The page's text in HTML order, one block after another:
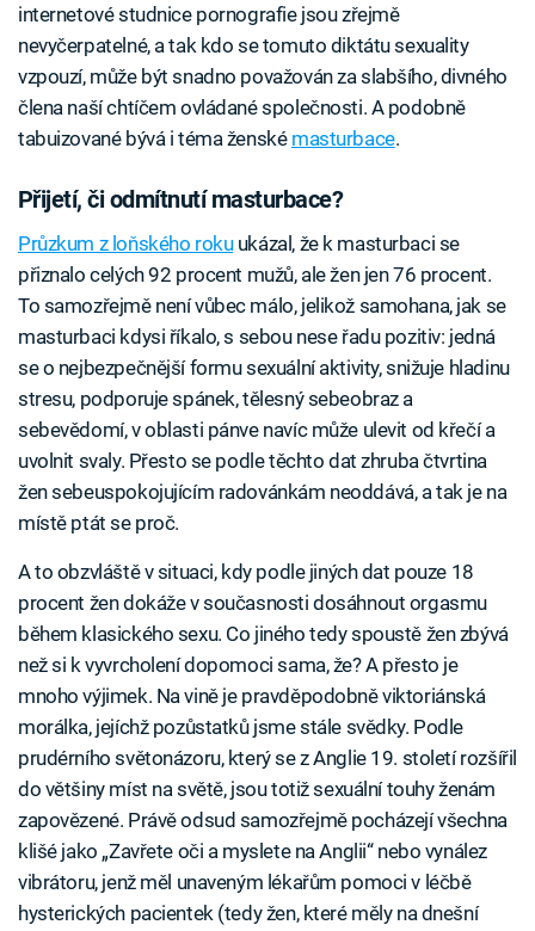
internetové studnice pornografie jsou zřejmě
nevyčerpatelné, a tak kdo se tomuto diktátu sexuality
vzpouzí, může být snadno považován za slabšího, divného
člena naší chtíčem ovládané společnosti. A podobně
tabuizované bývá i téma ženské masturbace.
Přijetí, či odmítnutí masturbace?
Průzkum z loňského rokuukázal, že k masturbaci se
přiznalo celých 92 procent mužů, ale žen jen 76 procent.
To samozřejmě není vůbec málo, jelikož samohana, jak se
masturbaci kdysi říkalo, s sebou nese řadu pozitiv: jedná
se o nejbezpečnější formu sexuální aktivity, snižuje hladinu
stresu, podporuje spánek, tělesný sebeobraz a
sebevědomí, v oblasti pánve navíc může ulevit od křečí a
uvolnit svaly. Přesto se podle těchto dat zhruba čtvrtina
žen sebeuspokojujícím radovánkám neoddává, a tak je na
místě ptát se proč.
A to obzvláště v situaci, kdy podle jiných dat pouze 18
procent žen dokáže v současnosti dosáhnout orgasmu
během klasického sexu. Co jiného tedy spoustě žen zbývá
než si k vyvrcholení dopomoci sama, že? A přesto je
mnoho výjimek. Na vině je pravděpodobně viktoriánská
morálka, jejíchž pozůstatků jsme stále svědky. Podle
prudérního světonázoru, který se z Anglie 19. století rozšířil
do většiny míst na světě, jsou totiž sexuální touhy ženám
zapovězené. Právě odsud samozřejmě pocházejí všechna
klišé jako „Zavřete oči a myslete na Anglii“ nebo vynález
vibrátoru, jenž měl unaveným lékařům pomoci v léčbě
hysterických pacientek (tedy žen, které měly na dnešní